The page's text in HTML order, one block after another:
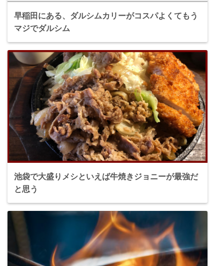
早稲田にある、ダルシムカリーがコスパよくてもう
マジでダルシム
池袋で大盛りメシといえば牛焼きジョニーが最強だ
と思う